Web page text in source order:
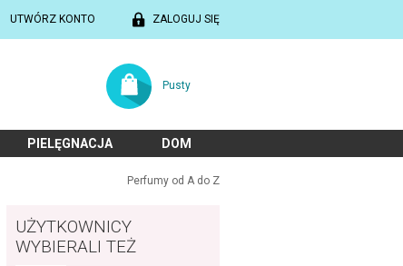
UTWÓRZ KONTO ZALOGUJ SIĘ
Pusty
PIELĘGNACJA DOM
Perfumy od A do Z
UŻYTKOWNICY
WYBIERALI TEŻ